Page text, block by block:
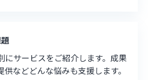
にサービスをご紹介します。成果
などどんな悩みも支援します。